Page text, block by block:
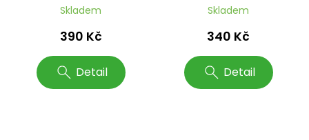
Skladem
390 Kč
Detail
Skladem
340 Kč
Detail